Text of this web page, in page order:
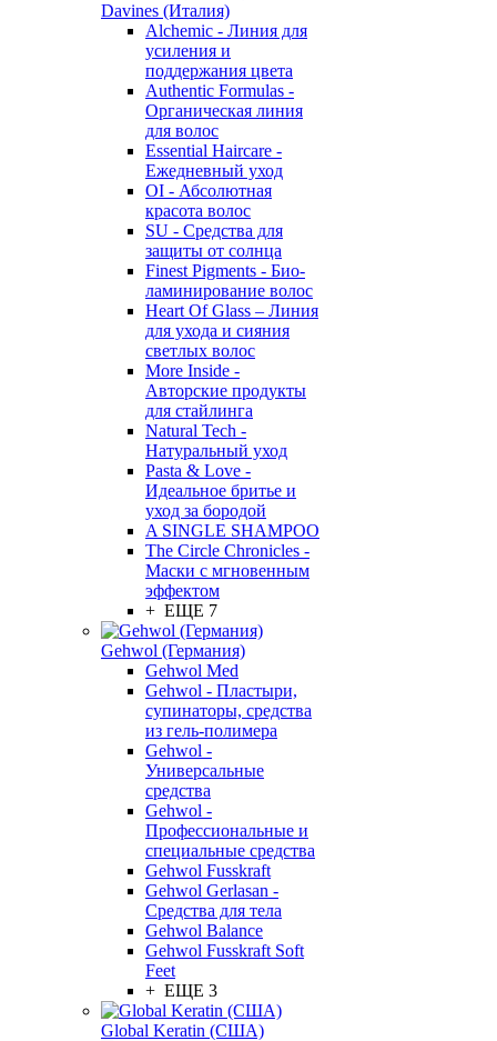
Davines (Италия)
Alchemic - Линия для
усиления и
поддержания цвета
Authentic Formulas -
Органическая линия
для волос
Essential Haircare -
Eжедневный уход
OI - Абсолютная
красота волос
SU - Средства для
защиты от солнца
Finest Pigments - Био-
ламинирование волос
Heart Of Glass – Линия
для ухода и сияния
светлых волос
More Inside -
Авторские продукты
для стайлинга
Natural Tech -
Натуральный уход
Pasta & Love -
Идеальное бритье и
уход за бородой
A SINGLE SHAMPOO
The Circle Chronicles -
Маски с мгновенным
эффектом
+ ЕЩЕ 7
Gehwol (Германия)
Gehwol Med
Gehwol - Пластыри,
супинаторы, средства
из гель-полимера
Gehwol -
Универсальные
средства
Gehwol -
Профессиональные и
специальные средства
Gehwol Fusskraft
Gehwol Gerlasan -
Средства для тела
Gehwol Balance
Gehwol Fusskraft Soft
Feet
+ ЕЩЕ 3
Global Keratin (США)